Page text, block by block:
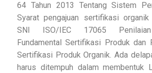
64 Tahun 2013 Tentang Sistem
Syarat pengajuan sertifikasi
SNI ISO/IEC 17065 Penilaian
Fundamental Sertifikasi Produk dan
Sertifikasi Produk Organik. Ada
harus ditempuh dalam membentuk